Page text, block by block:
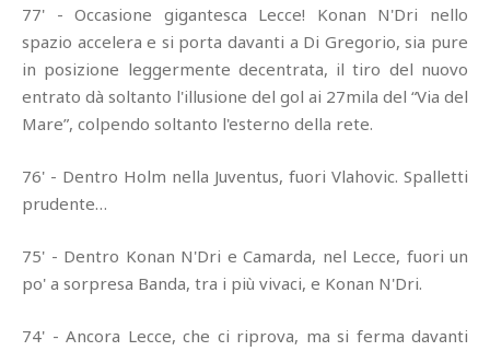
77' - Occasione gigantesca Lecce! Konan N'Dri nello
spazio accelera e si porta davanti a Di Gregorio, sia pure
in posizione leggermente decentrata, il tiro del nuovo
entrato dà soltanto l'illusione del gol ai 27mila del “Via del
Mare”, colpendo soltanto l'esterno della rete.
76' - Dentro Holm nella Juventus, fuori Vlahovic. Spalletti
prudente…
75' - Dentro Konan N'Dri e Camarda, nel Lecce, fuori un
po' a sorpresa Banda, tra i più vivaci, e Konan N'Dri.
74' - Ancora Lecce, che ci riprova, ma si ferma davanti